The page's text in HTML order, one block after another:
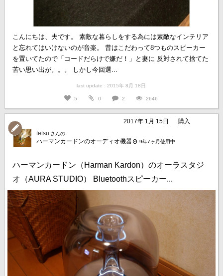
こんにちは、夫です。 素敵な暮らしをする為には素敵なインテリア
と忘れてはいけないのが音楽。 昔はこだわって8つものスピーカー
を置いてたので「コードだらけで嫌だ！」と妻に 反対されて捨てた
苦い思い出が。。。 しかし今回選...
last update : 2015年 8月 18日
5 0 2 2646
2017年 1月 15日
購入
tetsu さんの
ハーマンカードンのオーディオ機器 9年7ヶ月使用中
ハーマンカードン（Harman Kardon）のオーラスタジ
オ（AURA STUDIO） Bluetoothスピーカー...